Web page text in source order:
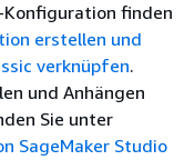
Konfiguration finden
erstellen und
verknüpfen.
und Anhängen
Sie unter
SageMaker Studio